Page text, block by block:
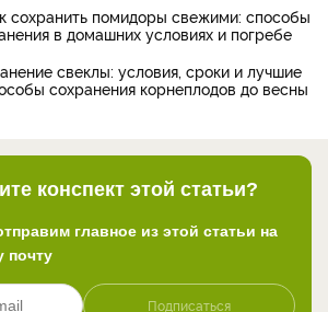
сохранить помидоры свежими: способы
в домашних условиях и погребе
свеклы: условия, сроки и лучшие
сохранения корнеплодов до весны
конспект этой статьи?
главное из этой статьи на
почту
Подписаться